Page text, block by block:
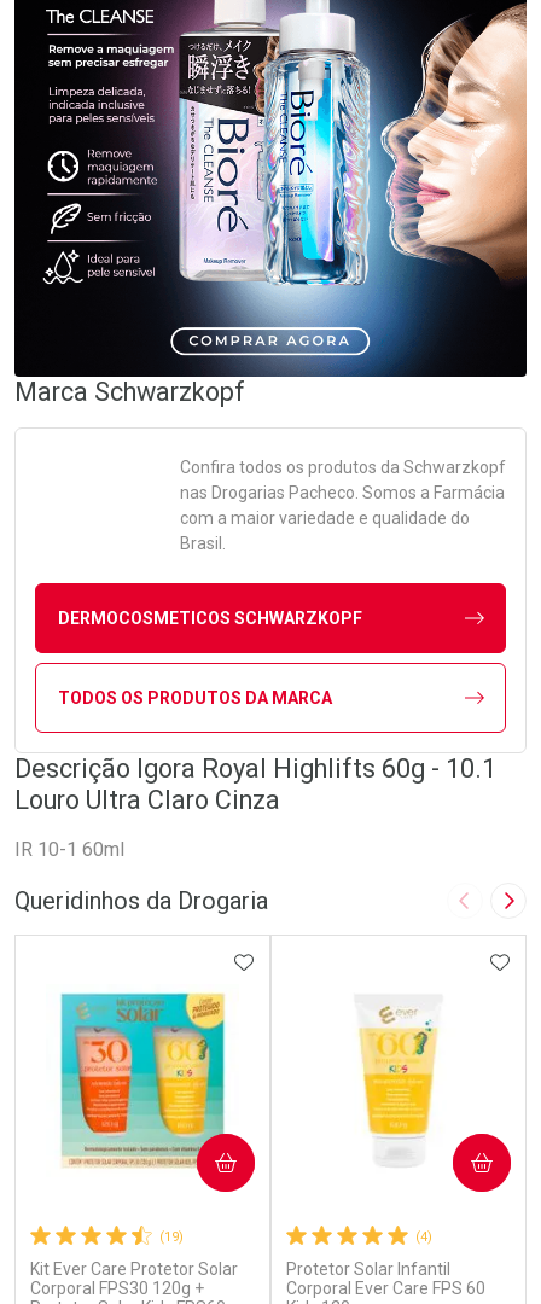
Marca Schwarzkopf
Confira todos os produtos da Schwarzkopf
nas Drogarias Pacheco. Somos a Farmácia
com a maior variedade e qualidade do
Brasil.
DERMOCOSMETICOS SCHWARZKOPF
TODOS OS PRODUTOS DA MARCA
Descrição Igora Royal Highlifts 60g - 10.1
Louro Ultra Claro Cinza
IR 10-1 60ml
Queridinhos da Drogaria Imagem
(19)
Kit Ever Care Protetor Solar
Corporal FPS30 120g +
ADICIONAR AOS FAVORITOS
COMPRAR
(4)
Protetor Solar Infantil
Corporal Ever Care FPS 60
COMPRAR